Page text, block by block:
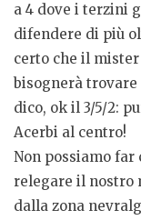
a 4 dove i terzini
difendere di più
certo che il mister
bisognerà
dico, ok il 3/5/2:
Acerbi al centro!
Non possiamo far
relegare il nostro
dalla zona